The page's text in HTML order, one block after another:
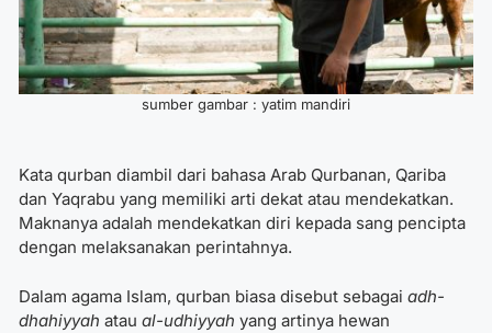
sumber gambar : yatim mandiri
Kata qurban diambil dari bahasa Arab Qurbanan, Qariba
dan Yaqrabu yang memiliki arti dekat atau mendekatkan.
Maknanya adalah mendekatkan diri kepada sang pencipta
dengan melaksanakan perintahnya.
Dalam agama Islam, qurban biasa disebut sebagai adh-
dhahiyyah atau al-udhiyyah yang artinya hewan